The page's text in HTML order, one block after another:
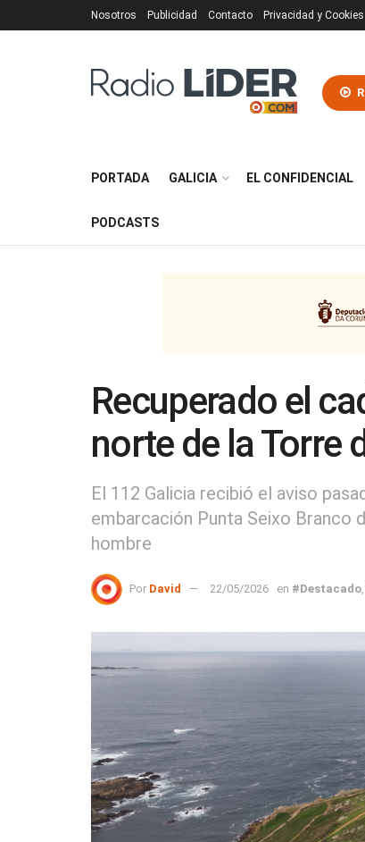
Nosotros Publicidad Contacto Privacidad y Cookies
PORTADA GALICIA EL CONFIDENCIAL
PODCASTS
Recuperado el
norte de la Torre
El 112 Galicia recibió el aviso
embarcación Punta Seixo Branco
hombre
Por David 22/05/2026 en #Destacado